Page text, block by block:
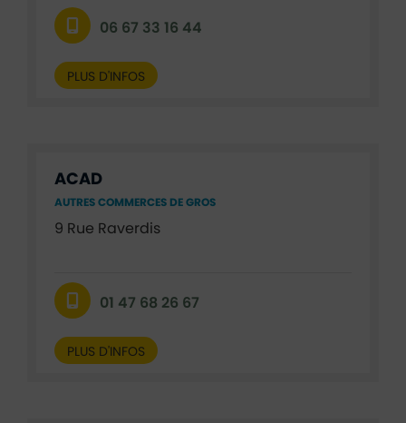
06 67 33 16 44
PLUS D'INFOS
ACAD
AUTRES COMMERCES DE GROS
9 Rue Raverdis
01 47 68 26 67
PLUS D'INFOS